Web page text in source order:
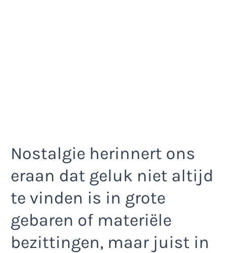
Nostalgie herinnert ons
eraan dat geluk niet altijd
te vinden is in grote
gebaren of materiële
bezittingen, maar juist in